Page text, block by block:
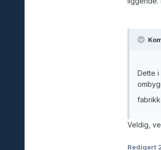
Dette i
Veldig,
Redigert